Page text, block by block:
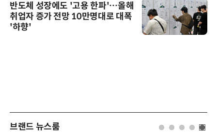
반도체 성장에도 '고용 한파'…올해
취업자 증가 전망 10만명대로 대폭
'하향'
브랜드 뉴스룸